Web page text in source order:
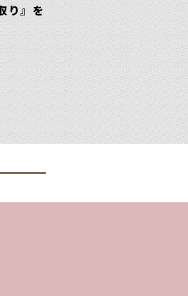
り』を